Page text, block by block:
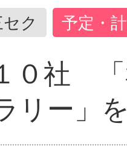
ク 予定・
０社
リー」